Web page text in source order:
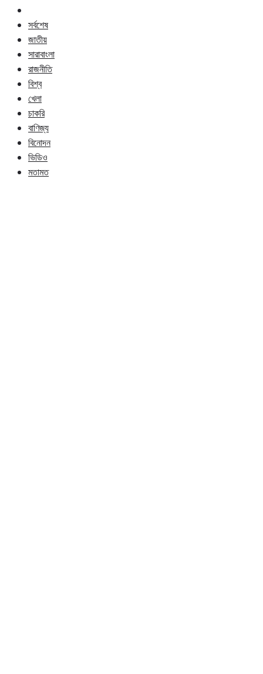
সর্বশেষ
জাতীয়
সারাবাংলা
রাজনীতি
বিশ্ব
খেলা
চাকরি
বাণিজ্য
বিনোদন
ভিডিও
মতামত